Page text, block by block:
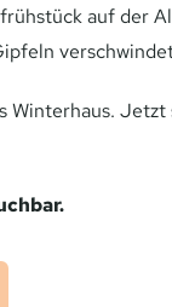
auf der
Winterhaus.